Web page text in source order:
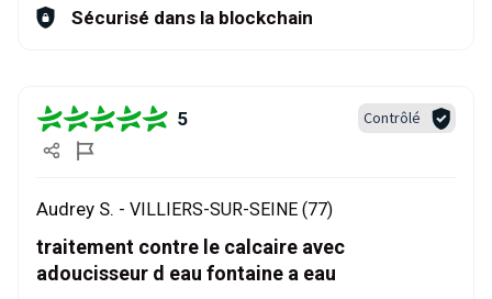
Sécurisé dans la blockchain
5 Contrôlé
Audrey S. - VILLIERS-SUR-SEINE (77)
traitement contre le calcaire avec
adoucisseur d eau fontaine a eau